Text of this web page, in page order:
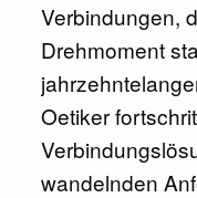
Verbindungen,
Drehmoment
Oetiker
wandelnden